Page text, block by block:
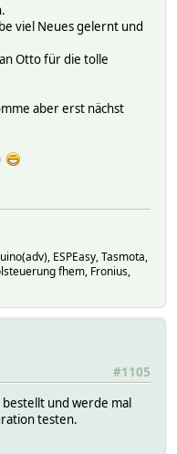
viel Neues gelernt und
Otto für die tolle
aber erst nächst
ESPEasy, Tasmota,
fhem, Fronius,
#1105
und werde mal
testen.